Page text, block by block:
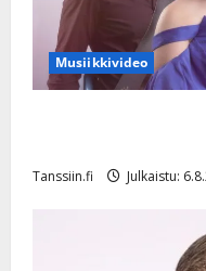
Musiikkivideo
Tanssiin.fi Julkaistu: